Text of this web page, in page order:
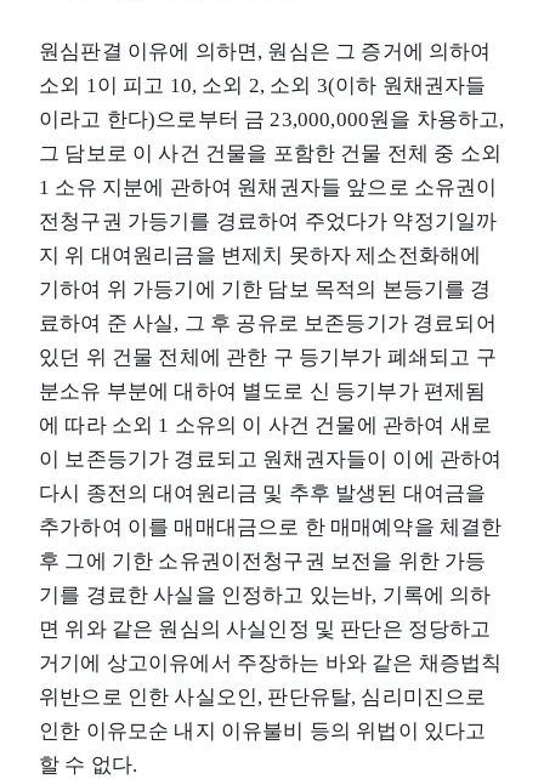
원심판결 이유에 의하면, 원심은 그 증거에 의하여
소외 1이 피고 10, 소외 2, 소외 3(이하 원채권자들
이라고 한다)으로부터 금 23,000,000원을 차용하고,
그 담보로 이 사건 건물을 포함한 건물 전체 중 소외
1 소유 지분에 관하여 원채권자들 앞으로 소유권이
전청구권 가등기를 경료하여 주었다가 약정기일까
지 위 대여원리금을 변제치 못하자 제소전화해에
기하여 위 가등기에 기한 담보 목적의 본등기를 경
료하여 준 사실, 그 후 공유로 보존등기가 경료되어
있던 위 건물 전체에 관한 구 등기부가 폐쇄되고 구
분소유 부분에 대하여 별도로 신 등기부가 편제됨
에 따라 소외 1 소유의 이 사건 건물에 관하여 새로
이 보존등기가 경료되고 원채권자들이 이에 관하여
다시 종전의 대여원리금 및 추후 발생된 대여금을
추가하여 이를 매매대금으로 한 매매예약을 체결한
후 그에 기한 소유권이전청구권 보전을 위한 가등
기를 경료한 사실을 인정하고 있는바, 기록에 의하
면 위와 같은 원심의 사실인정 및 판단은 정당하고
거기에 상고이유에서 주장하는 바와 같은 채증법칙
위반으로 인한 사실오인, 판단유탈, 심리미진으로
인한 이유모순 내지 이유불비 등의 위법이 있다고
할 수 없다.